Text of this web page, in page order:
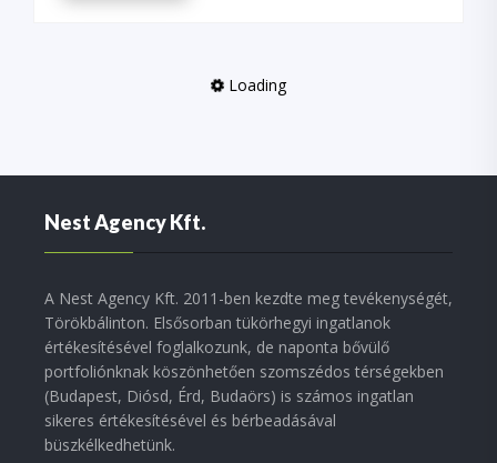
Loading
Nest Agency Kft.
A Nest Agency Kft. 2011-ben kezdte meg tevékenységét,
Törökbálinton. Elsősorban tükörhegyi ingatlanok
értékesítésével foglalkozunk, de naponta bővülő
portfoliónknak köszönhetően szomszédos térségekben
(Budapest, Diósd, Érd, Budaörs) is számos ingatlan
sikeres értékesítésével és bérbeadásával
büszkélkedhetünk.